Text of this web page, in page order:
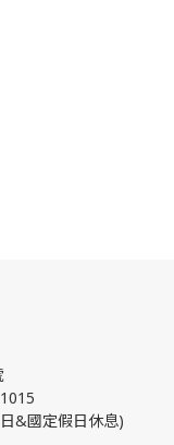
&國定假日休息)